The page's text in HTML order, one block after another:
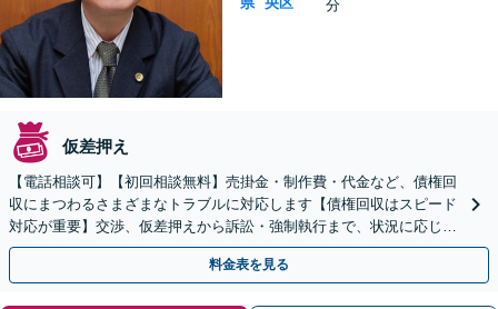
分
仮差押え
【電話相談可】【初回相談無料】売掛金・制作費・代金など、債権回
収にまつわるさまざまなトラブルに対応します【債権回収はスピード
対応が重要】交渉、仮差押えから訴訟・強制執行まで、状況に応じ迅
速に進めてまいります【夜間・休日面談可】【神戸駅3分】
料金表を見る